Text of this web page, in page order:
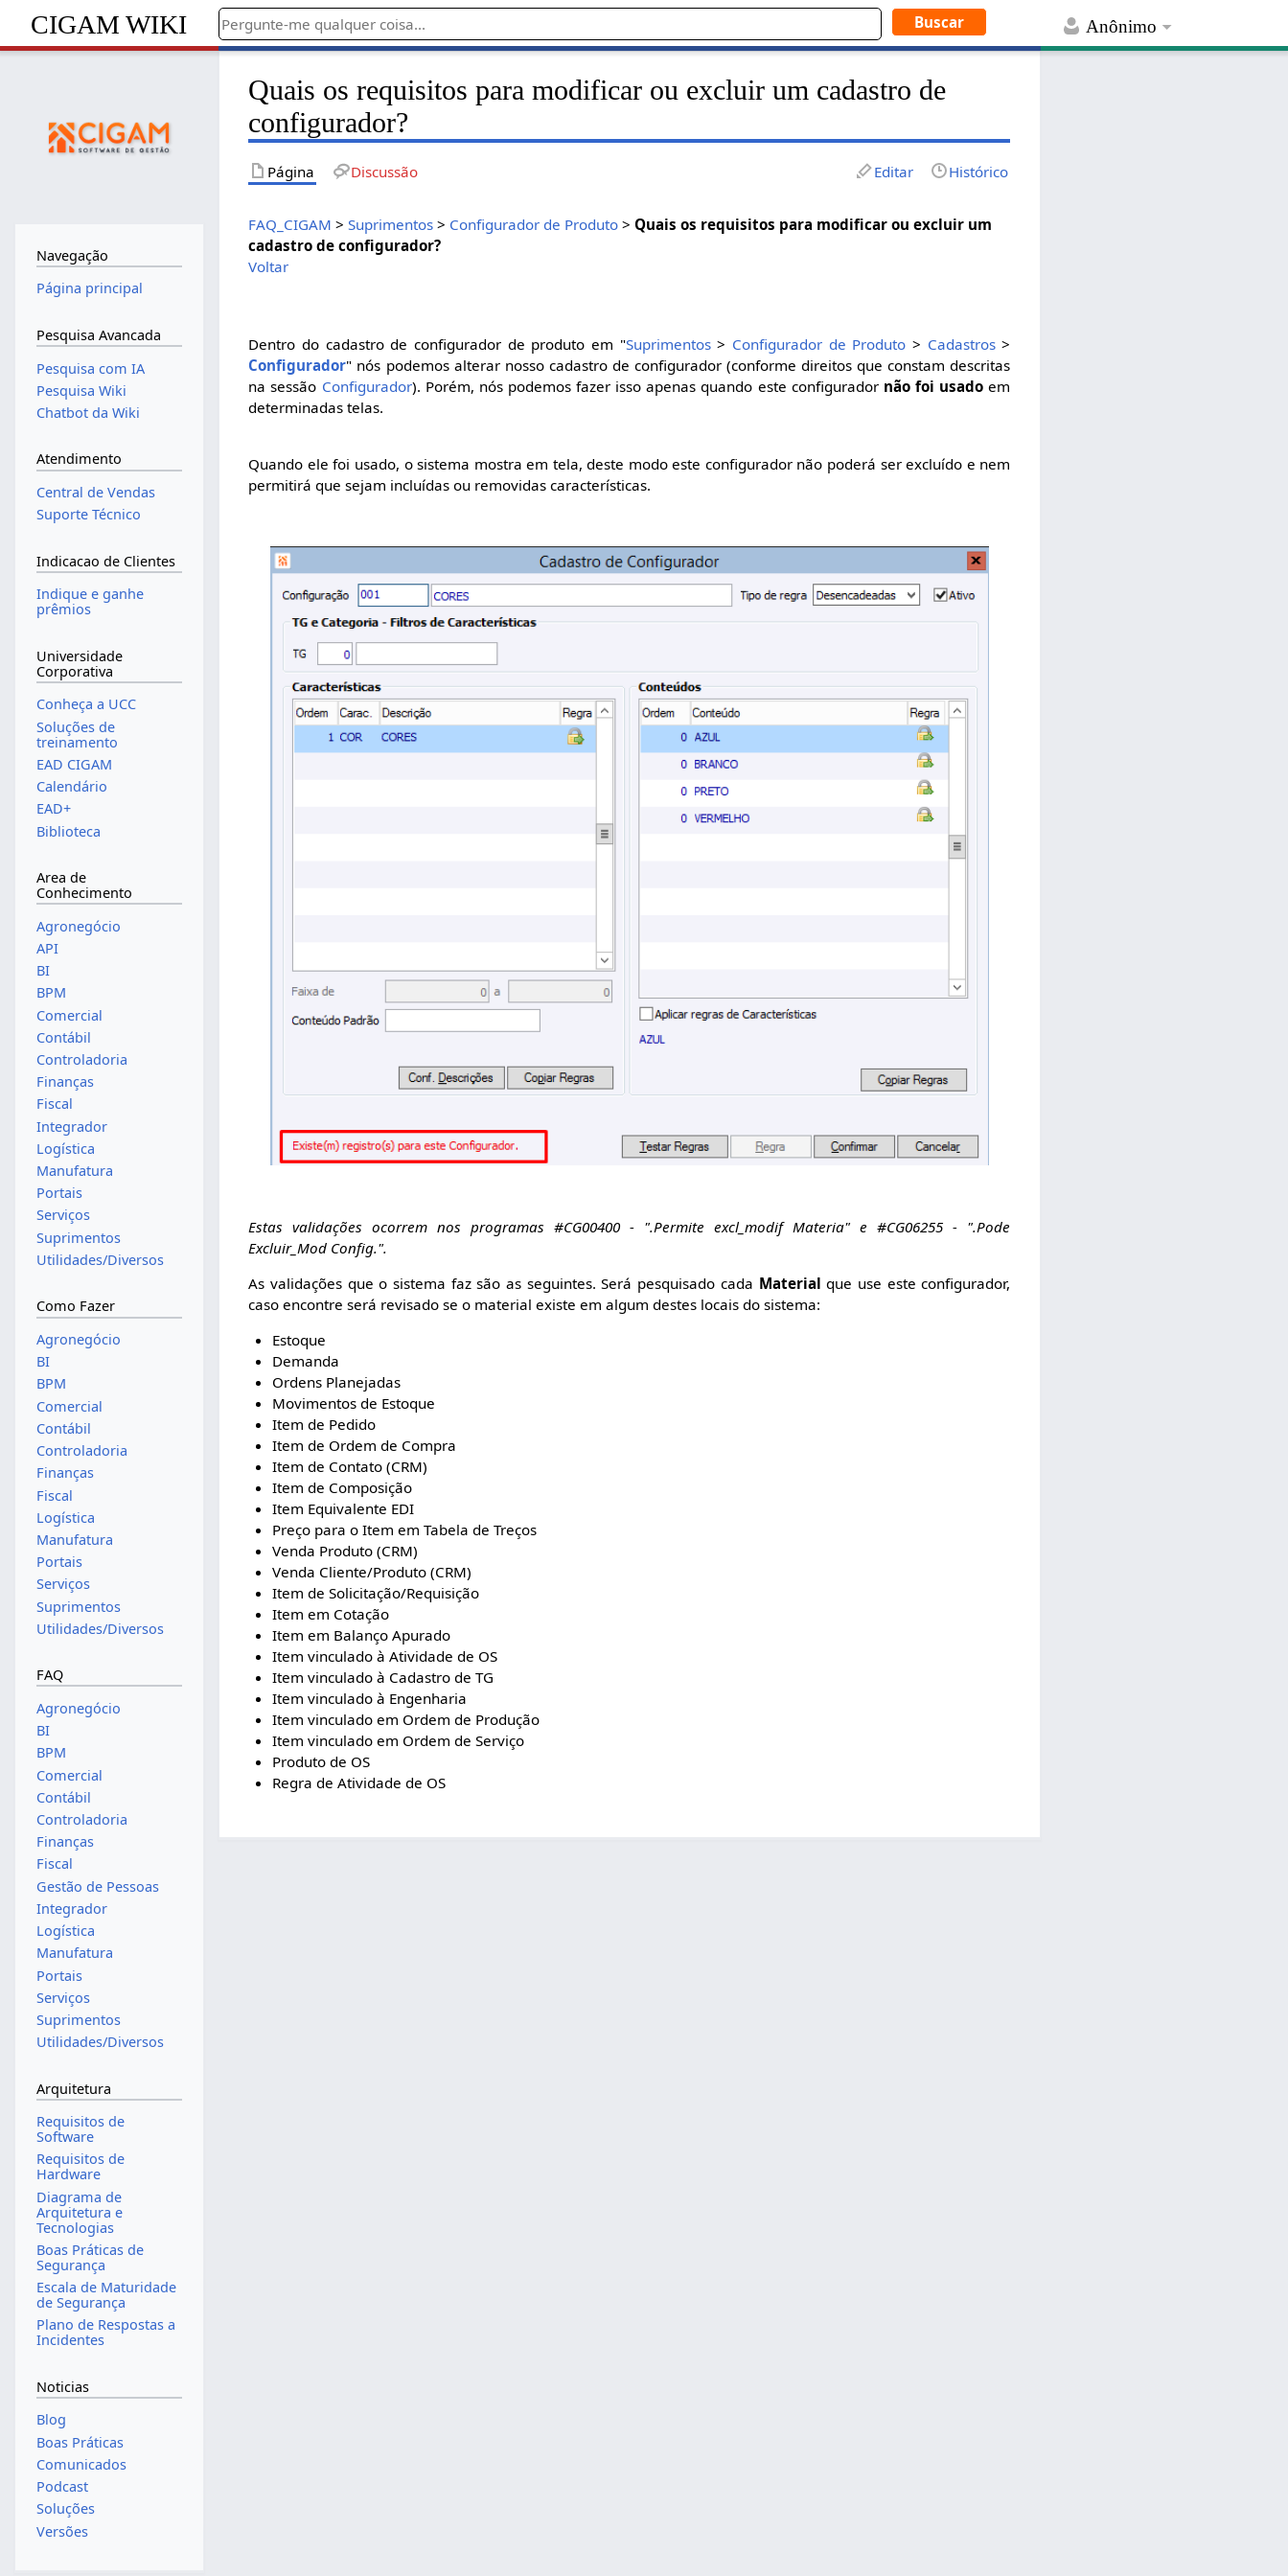
Anônimo
CIGAM WIKI
Quais os requisitos para modificar ou excluir um cadastro de
configurador?
Página Discussão Editar Histórico
FAQ_CIGAM >Suprimentos > Configurador de Produto > Quais os requisitos para modificar ou excluir um
cadastro de configurador?
Voltar
Dentro do cadastro de configurador de produto em "Suprimentos> Configurador de Produto > Cadastros>
Configurador" nós podemos alterar nosso cadastro de configurador (conforme direitos que constam descritas
na sessão Configurador). Porém, nós podemos fazer isso apenas quando este configurador não foi usado em
determinadas telas.
Quando ele foi usado, o sistema mostra em tela, deste modo este configurador não poderá ser excluído e nem
permitirá que sejam incluídas ou removidas características.
Estas validações ocorrem nos programas #CG00400 - ".Permite excl_modif Materia" e #CG06255 - ".Pode
Excluir_Mod Config.".
As validações que o sistema faz são as seguintes. Será pesquisado cada Material que use este configurador,
caso encontre será revisado se o material existe em algum destes locais do sistema:
Estoque
Demanda
Ordens Planejadas
Movimentos de Estoque
Item de Pedido
Item de Ordem de Compra
Item de Contato (CRM)
Item de Composição
Item Equivalente EDI
Preço para o Item em Tabela de Treços
Venda Produto (CRM)
Venda Cliente/Produto (CRM)
Item de Solicitação/Requisição
Item em Cotação
Item em Balanço Apurado
Item vinculado à Atividade de OS
Item vinculado à Cadastro de TG
Item vinculado à Engenharia
Item vinculado em Ordem de Produção
Item vinculado em Ordem de Serviço
Produto de OS
Regra de Atividade de OS
Navegação
Página principal
Pesquisa Avancada
Pesquisa com IA
Pesquisa Wiki
Chatbot da Wiki
Atendimento
Central de Vendas
Suporte Técnico
Indicacao de Clientes
Indique e ganhe
prêmios
Universidade
Corporativa
Conheça a UCC
Soluções de
treinamento
EAD CIGAM
Calendário
EAD+
Biblioteca
Area de
Conhecimento
Agronegócio
API
BI
BPM
Comercial
Contábil
Controladoria
Finanças
Fiscal
Integrador
Logística
Manufatura
Portais
Serviços
Suprimentos
Utilidades/Diversos
Como Fazer
Agronegócio
BI
BPM
Comercial
Contábil
Controladoria
Finanças
Fiscal
Logística
Manufatura
Portais
Serviços
Suprimentos
Utilidades/Diversos
FAQ
Agronegócio
BI
BPM
Comercial
Contábil
Controladoria
Finanças
Fiscal
Gestão de Pessoas
Integrador
Logística
Manufatura
Portais
Serviços
Suprimentos
Utilidades/Diversos
Arquitetura
Requisitos de
Software
Requisitos de
Hardware
Diagrama de
Arquitetura e
Tecnologias
Boas Práticas de
Segurança
Escala de Maturidade
de Segurança
Plano de Respostas a
Incidentes
Noticias
Blog
Boas Práticas
Comunicados
Podcast
Soluções
Versões